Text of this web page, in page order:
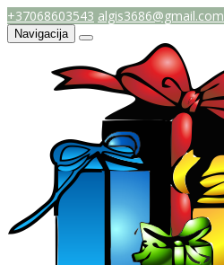
+37068603543 algis3686@gmail.com
Navigacija